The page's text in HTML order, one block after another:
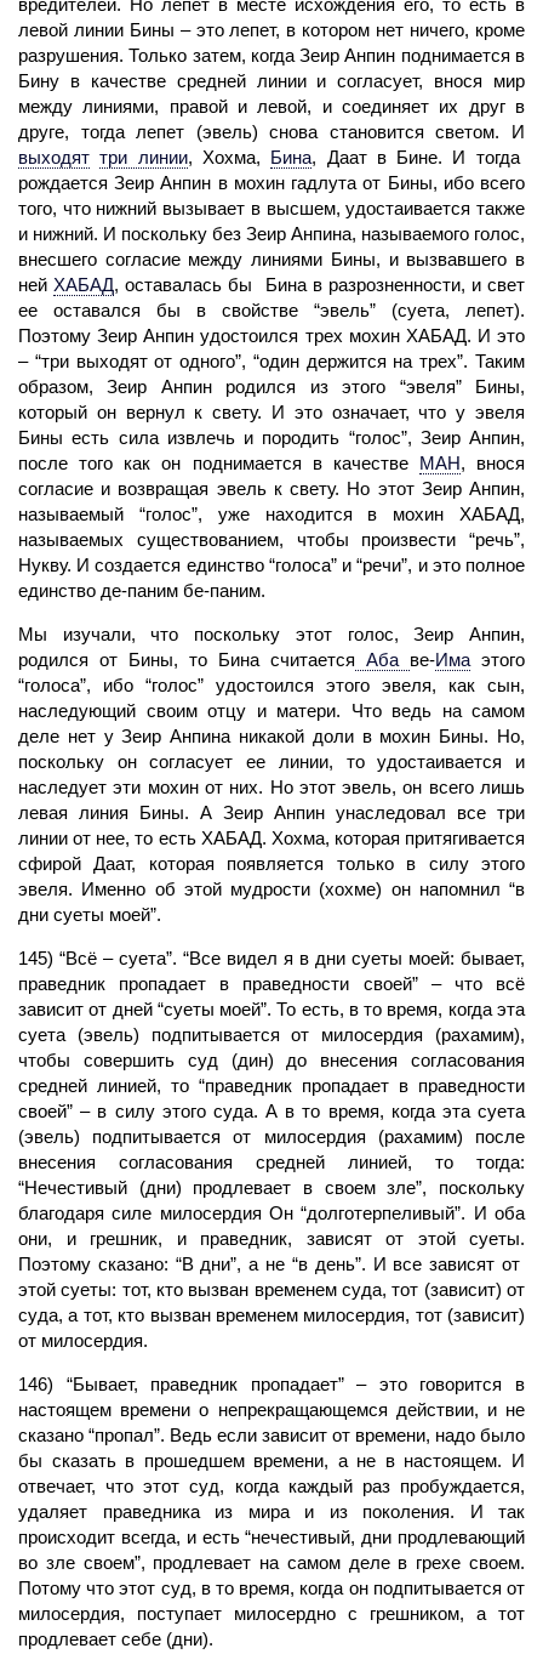
вредителей. Но лепет в месте исхождения его, то есть в
левой линии Бины – это лепет, в котором нет ничего, кроме
разрушения. Только затем, когда Зеир Анпин поднимается в
Бину в качестве средней линии и согласует, внося мир
между линиями, правой и левой, и соединяет их друг в
друге, тогда лепет (эвель) снова становится светом. И
выходят три линии, Хохма, Бина, Даат в Бине. И тогда
рождается Зеир Анпин в мохин гадлута от Бины, ибо всего
того, что нижний вызывает в высшем, удостаивается также
и нижний. И поскольку без Зеир Анпина, называемого голос,
внесшего согласие между линиями Бины, и вызвавшего в
ней ХАБАД, оставалась бы Бина в разрозненности, исвет
ее оставался бы в свойстве “эвель” (суета, лепет).
Поэтому Зеир Анпин удостоился трех мохин ХАБАД. И это
– “три выходят от одного”, “один держится на трех”. Таким
образом, Зеир Анпин родился из этого “эвеля” Бины,
который он вернул к свету. И это означает, что у эвеля
Бины есть сила извлечь и породить “голос”, Зеир Анпин,
после того как он поднимается в качестве
МАН, внося
согласие и возвращая эвель к свету. Но этот Зеир Анпин,
называемый “голос”, уже находится в мохин ХАБАД,
называемых существованием, чтобы произвести “речь”,
Нукву. И создается единство “голоса” и “речи”, и это полное
единство де-паним бе-паним.
Мы изучали, что поскольку этот голос, Зеир Анпин,
родился от Бины, то Бина считается Аба ве-Има этого
“голоса”, ибо “голос” удостоился этого эвеля, как сын,
наследующий своим отцу и матери. Что ведь на самом
деле нет у Зеир Анпина никакой доли в мохин Бины. Но,
поскольку он согласует ее линии, то удостаивается и
наследует эти мохин от них. Но этот эвель, он всего лишь
левая линия Бины. А Зеир Анпин унаследовал все три
линииот нее, то естьХАБАД. Хохма, которая притягивается
сфирой Даат, которая появляется только в силу этого
эвеля. Именно об этой мудрости (хохме) он напомнил “в
дни суеты моей”.
145) “Всё – суета”. “Все видел я в дни суеты моей: бывает,
праведник пропадает в праведности своей” – что всё
зависит от дней “суеты моей”. То есть, в то время, когда эта
суета (эвель) подпитывается от милосердия (рахамим),
чтобы совершить суд (дин) до внесения согласования
средней линией, то “праведник пропадает в праведности
своей” – в силу этого суда. А в то время, когда эта суета
(эвель) подпитывается от милосердия (рахамим) после
внесения согласования средней линией, то тогда:
“Нечестивый (дни) продлевает в своем зле”, поскольку
благодаря силе милосердия Он “долготерпеливый”. И оба
они, и грешник, и праведник, зависят от этой суеты.
Поэтому сказано: “В дни”, а не “в день”. И все зависят от
этой суеты: тот, кто вызван временем суда, тот (зависит) от
суда, а тот, кто вызван временем милосердия, тот (зависит)
от милосердия.
146) “Бывает, праведник пропадает” – это говорится в
настоящем времени о непрекращающемся действии, и не
сказано “пропал”. Ведь если зависит от времени, надо было
бы сказать в прошедшем времени, а не в настоящем. И
отвечает, что этот суд, когда каждый раз пробуждается,
удаляет праведника из мира и из поколения. И так
происходит всегда, и есть “нечестивый, дни продлевающий
во зле своем”, продлевает на самом деле в грехе своем.
Потому что этот суд, в то время, когда он подпитывается от
милосердия, поступает милосердно с грешником, а тот
продлевает себе (дни).